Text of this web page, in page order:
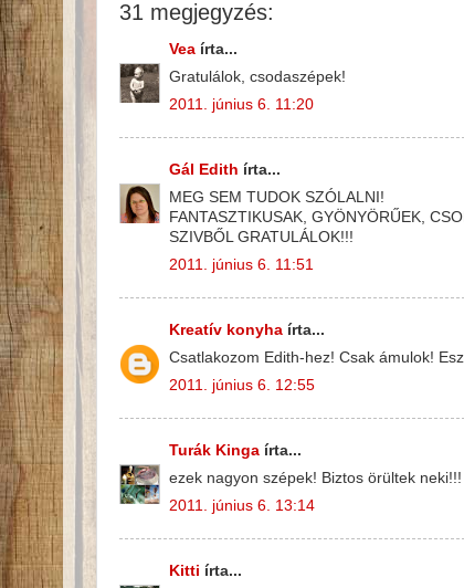
31 megjegyzés:
Vea írta...
Gratulálok, csodaszépek!
2011. június 6. 11:20
Gál Edith írta...
MEG SEM TUDOK SZÓLALNI!
FANTASZTIKUSAK, GYÖNYÖRŰEK,
SZIVBŐL GRATULÁLOK!!!
2011. június 6. 11:51
Kreatív konyha írta...
Csatlakozom Edith-hez! Csak ámulok!
2011. június 6. 12:55
Turák Kinga írta...
ezek nagyon szépek! Biztos örültek neki!!!
2011. június 6. 13:14
Kitti írta...